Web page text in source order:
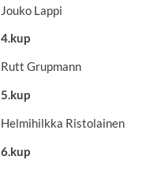
Jouko Lappi
4.kup
Rutt Grupmann
5.kup
Helmihilkka Ristolainen
6.kup